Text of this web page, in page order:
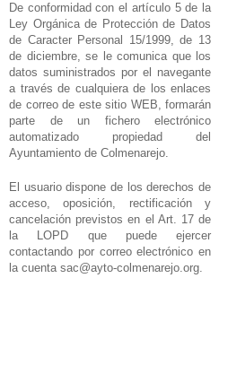
De conformidad con el artículo 5 de la
Ley Orgánica de Protección de Datos
de Caracter Personal 15/1999, de 13
de diciembre, se le comunica que los
datos suministrados por el navegante
a través de cualquiera de los enlaces
de correo de este sitio WEB, formarán
parte de un fichero electrónico
automatizado propiedad del
Ayuntamiento de Colmenarejo.
El usuario dispone de los derechos de
acceso, oposición, rectificación y
cancelación previstos en el Art. 17 de
la LOPD que puede ejercer
contactando por correo electrónico en
la cuenta sac@ayto-colmenarejo.org.